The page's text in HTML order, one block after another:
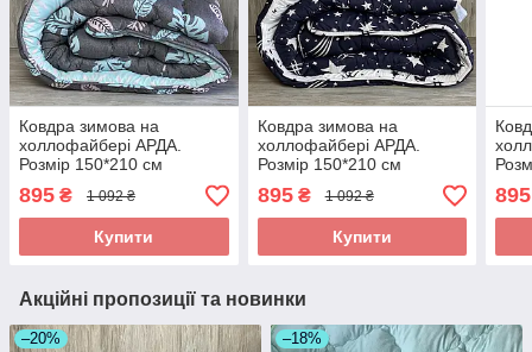
Ковдра зимова на
холлофайбері АРДА.
Розмір 150*210 см
895 ₴ 1 092 ₴
Купити
Ковдра зимова на
холлофайбері АРДА.
Розмір 150*210 см
895₴ 1 092 ₴
Купити
895
Акційні пропозиції та новинки
–20% –18%